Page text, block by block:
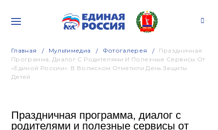
Главная Мультимедиа Фотогалерея
Праздничная
Программа, Диалог С Родителями И Полезные Сервисы От
«Единой России»: В Волжском Отметили День Защиты
Детей
Праздничная программа, диалог с
родителями и полезные сервисы от